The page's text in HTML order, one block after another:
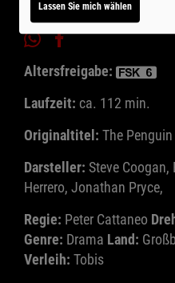
Altersfreigabe:
Laufzeit: ca. 112 min.
Originaltitel: The
Darsteller: Steve
Herrero, Jonathan Pryce,
Regie: Peter Cattaneo
Genre: Drama Land:
Verleih: Tobis
Lassen Sie mich wählen